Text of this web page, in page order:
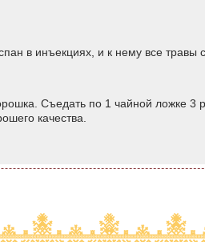
в инъекциях, и к нему все травы
Съедать по 1 чайной ложке 3
качества.